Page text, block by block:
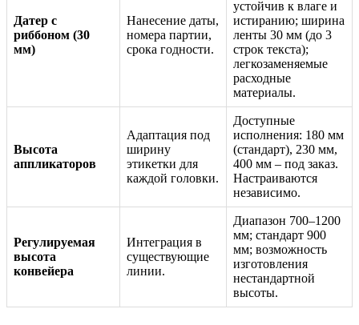
Датер с
риббоном (30
мм)
Нанесение даты,
номера партии,
срока годности.
устойчив к влаге и
истиранию; ширина
ленты 30 мм (до 3
строк текста);
легкозаменяемые
расходные
материалы.
Высота
аппликаторов
Адаптация под
ширину
этикетки для
каждой головки.
Доступные
исполнения: 180 мм
(стандарт), 230 мм,
400 мм – под заказ.
Настраиваются
независимо.
Регулируемая
высота
конвейера
Интеграция в
существующие
линии.
Диапазон 700–1200
мм; стандарт 900
мм; возможность
изготовления
нестандартной
высоты.